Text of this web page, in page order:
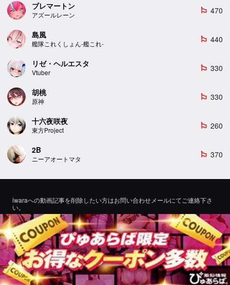
ブレマートン
アズールレーン
emoji_flags 470
島風
艦隊これくしょん-艦これ-
emoji_flags 440
リゼ・ヘルエスタ
Vtuber
emoji_flags 330
胡桃
原神
emoji_flags 330
十六夜咲夜
東方Project
emoji_flags 260
2B
ニーアオートマタ
emoji_flags 370
iwaraへの動画記事を削除したい方はお問い合わせメールにてご連絡下さ
い。
If you would like to remove a video article to iwara, please contact us by
email for inquiry.
お問い合わせ ©2022 エロMMDTube